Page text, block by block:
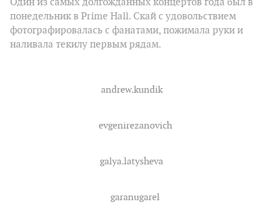
Один из самых долгожданных концертов года был в
понедельник в Prime Hall. Скай с удовольствием
фотографировалась с фанатами, пожимала руки и
наливала текилу первым рядам.
andrew.kundik
evgenirezanovich
galya.latysheva
garanugarel